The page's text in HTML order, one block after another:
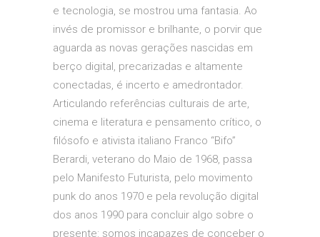
e tecnologia, se mostrou uma fantasia. Ao
invés de promissor e brilhante, o porvir que
aguarda as novas gerações nascidas em
berço digital, precarizadas e altamente
conectadas, é incerto e amedrontador.
Articulando referências culturais de arte,
cinema e literatura e pensamento crítico, o
filósofo e ativista italiano Franco “Bifo”
Berardi, veterano do Maio de 1968, passa
pelo Manifesto Futurista, pelo movimento
punk do anos 1970 e pela revolução digital
dos anos 1990 para concluir algo sobre o
presente: somos incapazes de conceber o